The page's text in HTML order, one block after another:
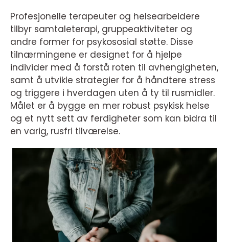
Profesjonelle terapeuter og helsearbeidere
tilbyr samtaleterapi, gruppeaktiviteter og
andre former for psykososial støtte. Disse
tilnærmingene er designet for å hjelpe
individer med å forstå roten til avhengigheten,
samt å utvikle strategier for å håndtere stress
og triggere i hverdagen uten å ty til rusmidler.
Målet er å bygge en mer robust psykisk helse
og et nytt sett av ferdigheter som kan bidra til
en varig, rusfri tilværelse.